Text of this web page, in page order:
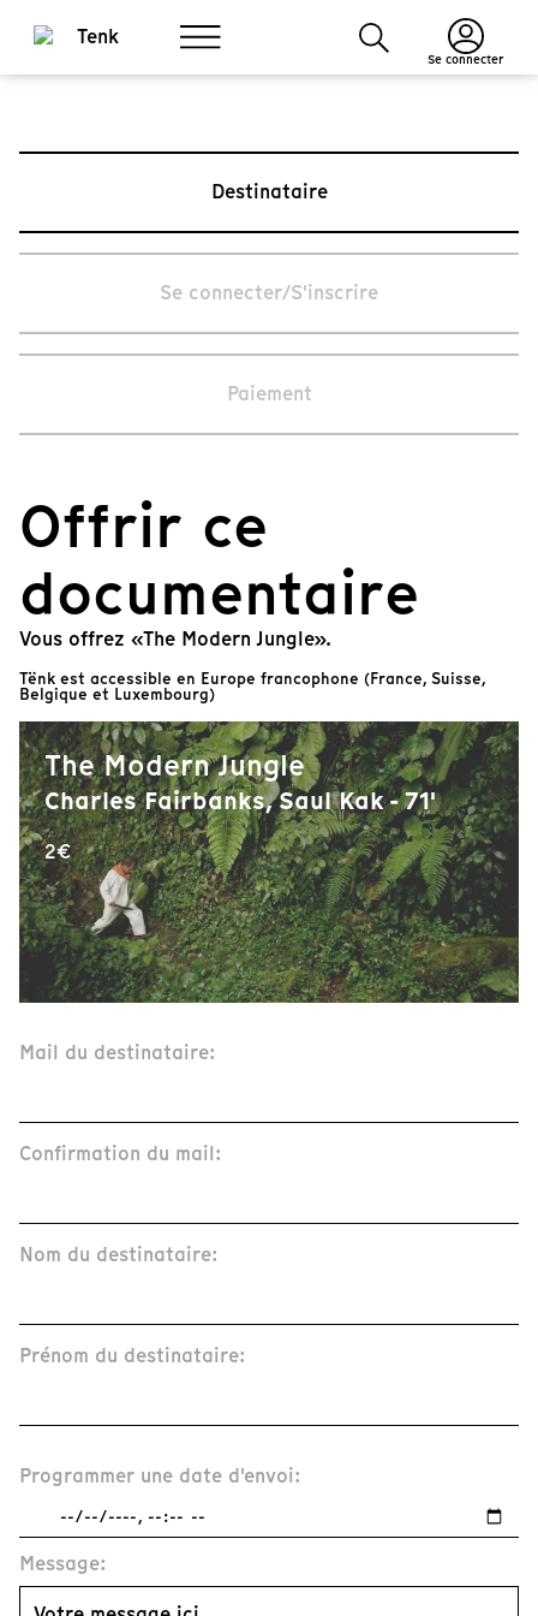
Se connecter
Destinataire
Se connecter/S'inscrire
Paiement
Offrir ce
documentaire
Vous offrez «The Modern Jungle».
Tënk est accessible en Europe francophone (France, Suisse,
Belgique et Luxembourg)
The Modern Jungle
Charles Fairbanks, Saul Kak - 71'
2€
Mail du destinataire:
Confirmation du mail:
Nom du destinataire:
Prénom du destinataire:
Programmer une date d'envoi:
Message: